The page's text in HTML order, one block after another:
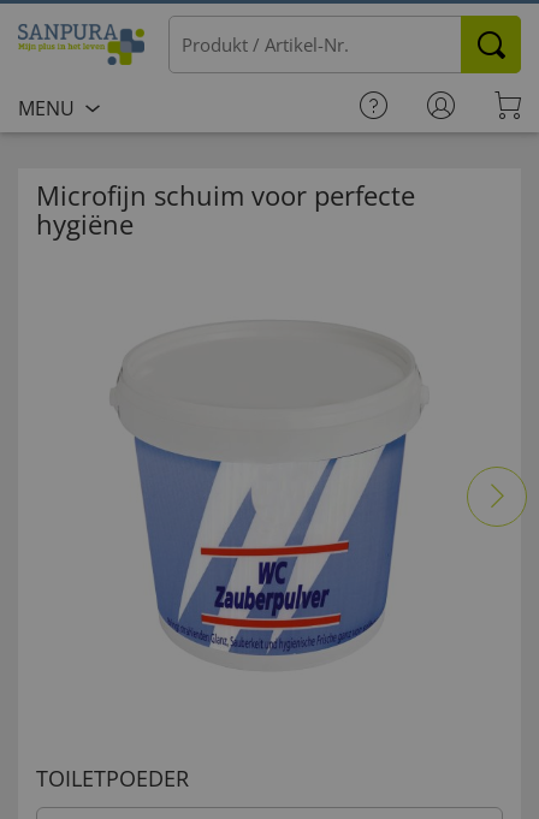
MENU
Microfijn schuim voor perfecte
hygiëne
TOILETPOEDER